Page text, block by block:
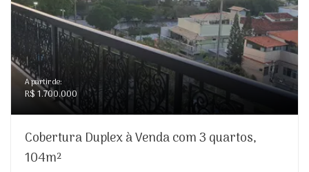
A partir de:
R$ 1.700.000
Cobertura Duplex à Venda com 3 quartos,
104m²